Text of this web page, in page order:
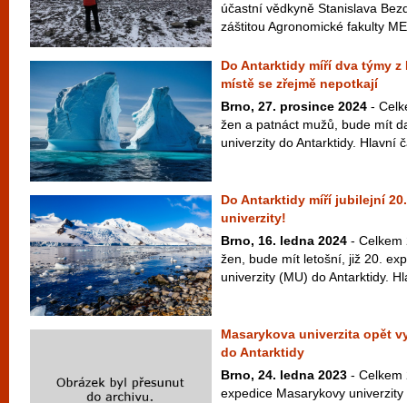
účastní vědkyně Stanislava
záštitou Agronomické fakulty
Do Antarktidy míří dva týmy
místě se zřejmě nepotkají
Brno, 27. prosince 2024 -
žen a patnáct mužů, bude mít
univerzity do Antarktidy. Hlavní
Do Antarktidy míří jubilejní
univerzity!
Brno, 16. ledna 2024 - Celkem
žen, bude mít letošní, již 20.
univerzity (MU) do Antarktidy.
Masarykova univerzita opět
do Antarktidy
Brno, 24. ledna 2023 - Celkem
expedice Masarykovy